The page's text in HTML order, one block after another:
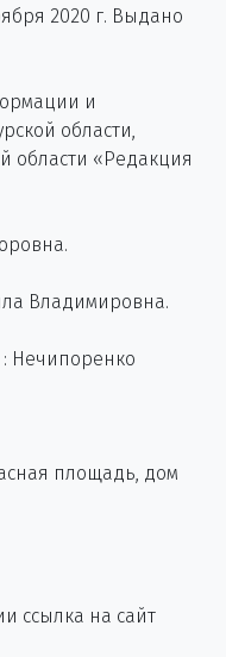
2020 г. Выдано
и
области,
области «Редакция
Владимировна.
Нечипоренко
площадь, дом
ссылка на сайт